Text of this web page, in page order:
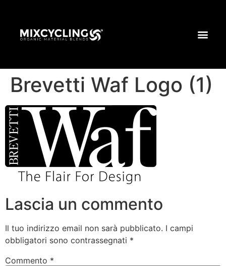
Brevetti Waf Logo (1)
Lascia un commento
Il tuo indirizzo email non sarà pubblicato. I campi
obbligatori sono contrassegnati *
Commento *